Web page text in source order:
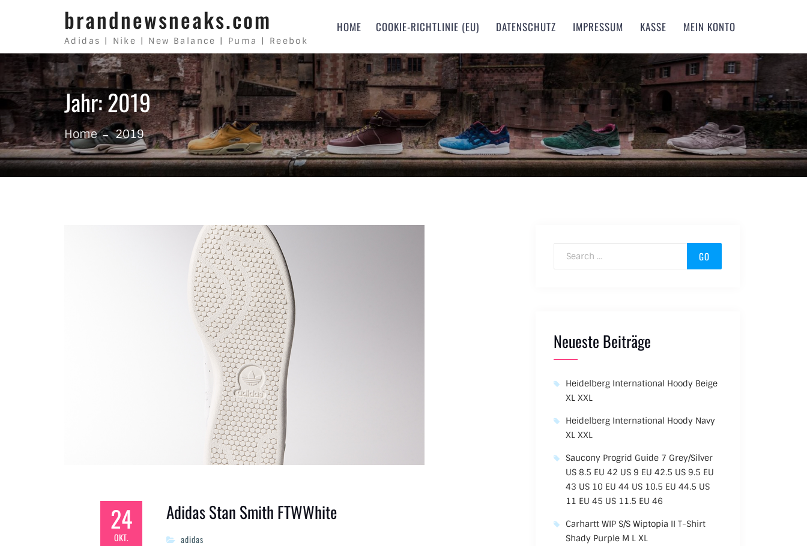
brandnewsneaks.com
Adidas | Nike | New Balance | Puma | Reebok
HOME COOKIE-RICHTLINIE (EU) DATENSCHUTZ IMPRESSUM KASSE MEIN KONTO
Jahr: 2019
Home 2019
24
OKT.
Adidas Stan Smith FTWWhite
adidas
Search for:
Neueste Beiträge
Heidelberg International Hoody Beige
XL XXL
Heidelberg International Hoody Navy
XL XXL
Saucony Progrid Guide 7 Grey/Silver
US 8.5 EU 42 US 9 EU 42.5 US 9.5 EU
43 US 10 EU 44 US 10.5 EU 44.5 US
11 EU 45 US 11.5 EU 46
Carhartt WIP S/S Wiptopia II T-Shirt
Shady Purple M L XL